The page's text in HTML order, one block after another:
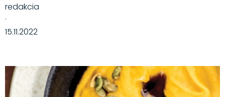
redakcia
·
15.11.2022